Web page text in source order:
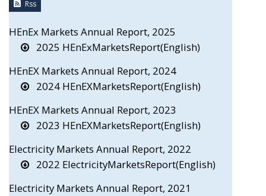
Rss
HEnEx Markets Annual Report, 2025
2025 HEnExMarketsReport(English)
HEnEX Markets Annual Report, 2024
2024 HEnEXMarketsReport(English)
HEnEX Markets Annual Report, 2023
2023 HEnEXMarketsReport(English)
Electricity Markets Annual Report, 2022
2022 ElectricityMarketsReport(English)
Electricity Markets Annual Report, 2021